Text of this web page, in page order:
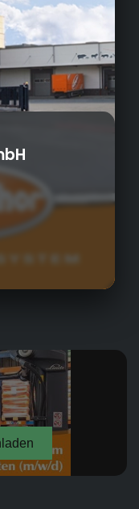
Hühner